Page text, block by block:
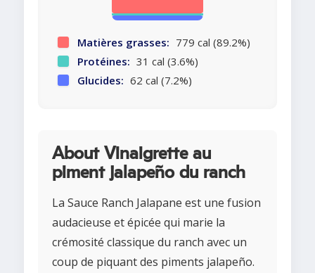
Matières grasses: 779 cal (89.2%)
Protéines: 31 cal (3.6%)
Glucides: 62 cal (7.2%)
About Vinaigrette au
piment jalapeño du ranch
La Sauce Ranch Jalapane est une fusion
audacieuse et épicée qui marie la
crémosité classique du ranch avec un
coup de piquant des piments jalapeño.